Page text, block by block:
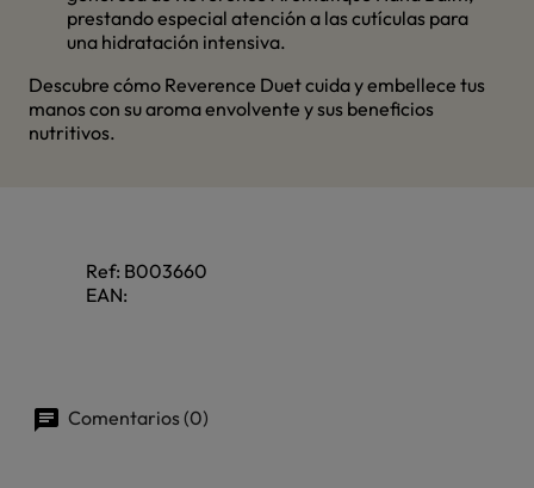
prestando especial atención a las cutículas para
una hidratación intensiva.
Descubre cómo Reverence Duet cuida y embellece tus
manos con su aroma envolvente y sus beneficios
nutritivos.
Ref: B003660
EAN:
Comentarios (0)